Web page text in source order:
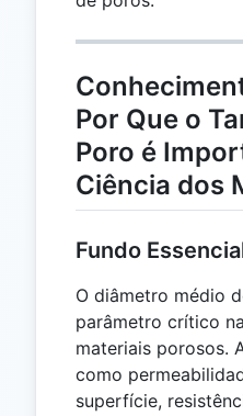
Por Que o
Poro é
Ciência dos
Fundo
O diâmetro médio
parâmetro crítico
materiais porosos.
como
superfície,